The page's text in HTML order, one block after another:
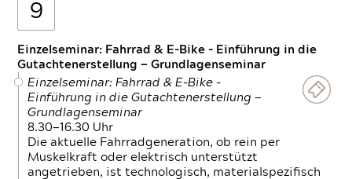
9
Einzelseminar: Fahrrad & E-Bike - Einführung in die
Gutachtenerstellung — Grundlagenseminar
Einzelseminar: Fahrrad & E-Bike -
Einführung in die Gutachtenerstellung —
Grundlagenseminar
8.30—16.30 Uhr
Die aktuelle Fahrradgeneration, ob rein per
Muskelkraft oder elektrisch unterstützt
angetrieben, ist technologisch, materialspezifisch